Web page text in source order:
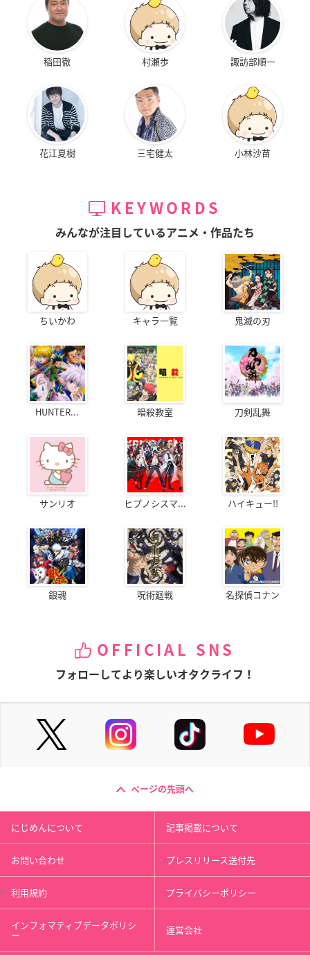
稲田徹 村瀬歩 諏訪部順一
花江夏樹 三宅健太 小林沙苗
KEYWORDS
みんなが注目しているアニメ・作品たち
ちいかわ キャラ一覧 鬼滅の刃
HUNTER... 暗殺教室 刀剣乱舞
サンリオ ヒプノシスマ... ハイキュー!!
銀魂 呪術廻戦 名探偵コナン
OFFICIAL SNS
フォローしてより楽しいオタクライフ！
ページの先頭へ
にじめんについて 記事掲載について
お問い合わせ プレスリリース送付先
利用規約 プライバシーポリシー
インフォマティブデータポリシ
ー 運営会社